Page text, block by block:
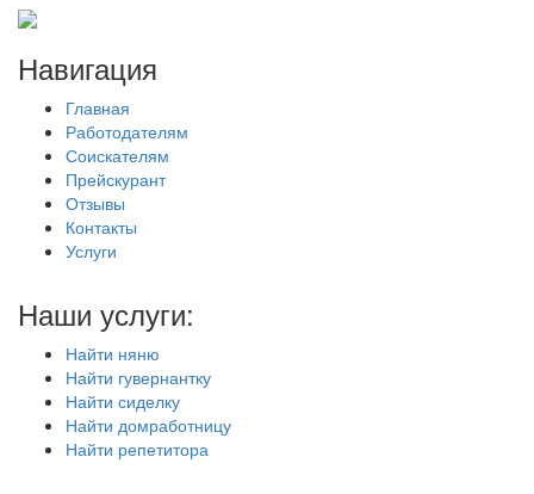
Навигация
Главная
Работодателям
Соискателям
Прейскурант
Отзывы
Контакты
Услуги
Наши услуги:
Найти няню
Найти гувернантку
Найти сиделку
Найти домработницу
Найти репетитора